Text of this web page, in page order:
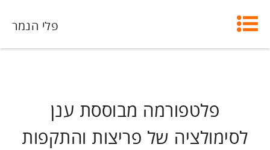
פלי הנמר
פלטפורמה מבוססת ענן
לסימולציה של פריצות והתקפות